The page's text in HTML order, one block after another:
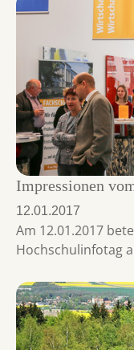
Impressionen
12.01.2017
Am 12.01.2017
Hochschulinfotag